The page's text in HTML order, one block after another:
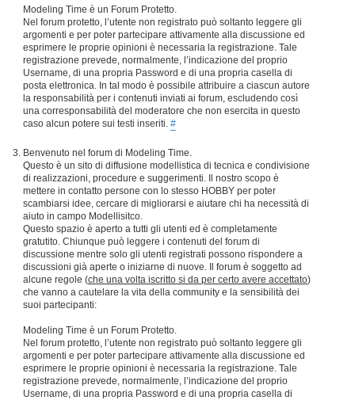
Modeling Time è un Forum Protetto.
Nel forum protetto, l’utente non registrato può soltanto leggere gli
argomenti e per poter partecipare attivamente alla discussione ed
esprimere le proprie opinioni è necessaria la registrazione. Tale
registrazione prevede, normalmente, l’indicazione del proprio
Username, di una propria Password e di una propria casella di
posta elettronica. In tal modo è possibile attribuire a ciascun autore
la responsabilità per i contenuti inviati ai forum, escludendo così
una corresponsabilità del moderatore che non esercita in questo
caso alcun potere sui testi inseriti. #
Benvenuto nel forum di Modeling Time.
Questo è un sito di diffusione modellistica di tecnica e condivisione
di realizzazioni, procedure e suggerimenti. Il nostro scopo è
mettere in contatto persone con lo stesso HOBBY per poter
scambiarsi idee, cercare di migliorarsi e aiutare chi ha necessità di
aiuto in campo Modellisitco.
Questo spazio è aperto a tutti gli utenti ed è completamente
gratutito. Chiunque può leggere i contenuti del forum di
discussione mentre solo gli utenti registrati possono rispondere a
discussioni già aperte o iniziarne di nuove. Il forum è soggetto ad
alcune regole (che una volta iscritto si da per certo avere accettato)
che vanno a cautelare la vita della community e la sensibilità dei
suoi partecipanti:
Modeling Time è un Forum Protetto.
Nel forum protetto, l’utente non registrato può soltanto leggere gli
argomenti e per poter partecipare attivamente alla discussione ed
esprimere le proprie opinioni è necessaria la registrazione. Tale
registrazione prevede, normalmente, l’indicazione del proprio
Username, di una propria Password e di una propria casella di